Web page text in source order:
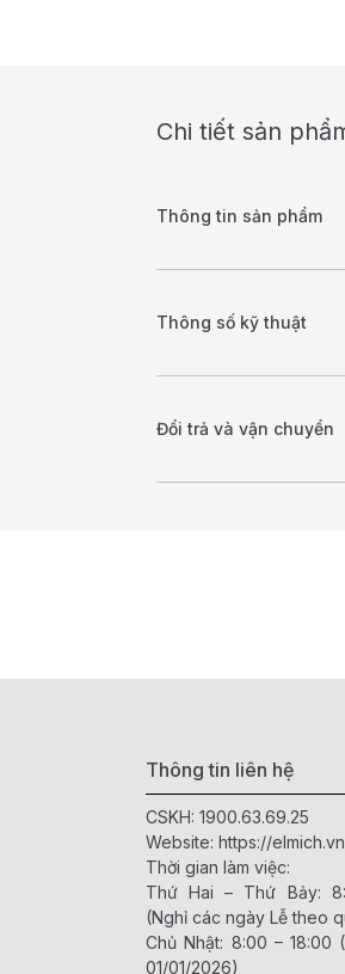
Chi tiết sản
Thông tin sản phẩm
Thông số kỹ thuật
Đổi trả và vận chuyển
Thông tin liên hệ
CSKH: 1900.63.69.25
Website: https://elmich.vn
Thời gian làm việc:
Thứ Hai – Thứ Bảy:
(Nghỉ các ngày Lễ theo
Chủ Nhật: 8:00 – 18:00
01/01/2026)